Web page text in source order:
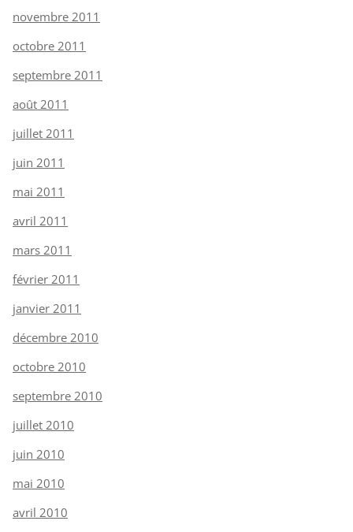
novembre 2011
octobre 2011
septembre 2011
août 2011
juillet 2011
juin 2011
mai 2011
avril 2011
mars 2011
février 2011
janvier 2011
décembre 2010
octobre 2010
septembre 2010
juillet 2010
juin 2010
mai 2010
avril 2010